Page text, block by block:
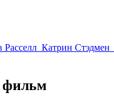
Расселл Катрин Стэдмен
фильм